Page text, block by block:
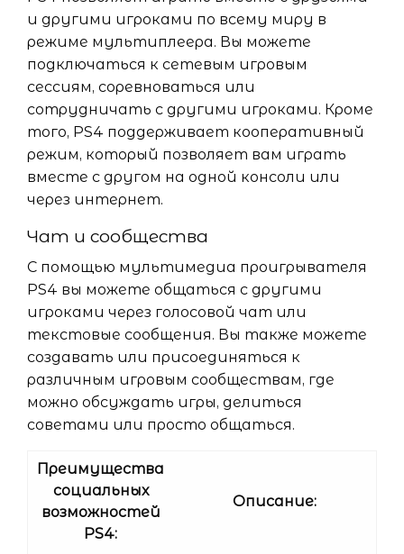
и другими игроками по всему миру в
режиме мультиплеера. Вы можете
подключаться к сетевым игровым
сессиям, соревноваться или
сотрудничать с другими игроками. Кроме
того, PS4 поддерживает кооперативный
режим, который позволяет вам играть
вместе с другом на одной консоли или
через интернет.
Чат и сообщества
С помощью мультимедиа проигрывателя
PS4 вы можете общаться с другими
игроками через голосовой чат или
текстовые сообщения. Вы также можете
создавать или присоединяться к
различным игровым сообществам, где
можно обсуждать игры, делиться
советами или просто общаться.
Преимущества
социальных
возможностей
PS4:
Описание: